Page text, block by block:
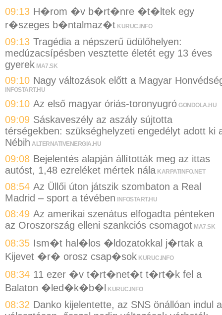
09:13 H�rom �v b�rt�nre �t�ltek egy
r�szeges b�ntalmaz�t KURUC.INFO
09:13 Tragédia a népszerű üdülőhelyen:
medúzacsípésben vesztette életét egy 13 éves
gyerek MA7.SK
09:10 Nagy változások előtt a Magyar
INFOSTART.HU
09:10 Az első magyar óriás-toronyugró GONDOLA.HU
09:09 Sáskaveszély az aszály sújtotta
térségekben: szükséghelyzeti engedélyt adott ki
Nébih ALTERNATIVENERGIA.HU
09:08 Bejelentés alapján állították meg az ittas
autóst, 1,48 ezreléket mértek nála KARPATINFO.NET
08:54 Az Üllői úton játszik szombaton a Real
Madrid – sport a tévében INFOSTART.HU
08:49 Az amerikai szenátus elfogadta pénteken
az Oroszország elleni szankciós csomagot MA7.SK
08:35 Ism�t hal�los �ldozatokkal j�rtak a
Kijevet �r� orosz csap�sok KURUC.INFO
08:34 11 ezer �v t�rt�net�t t�rt�k fel a
Balaton �led�k�b�l
KURUC.INFO
08:32 Danko kijelentette, az SNS önállóan indul a